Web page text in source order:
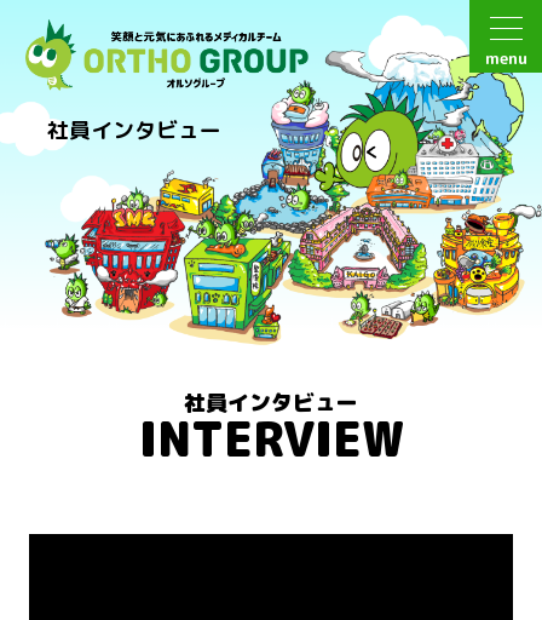
menu
社員インタビュー
社員インタビュー
INTERVIEW